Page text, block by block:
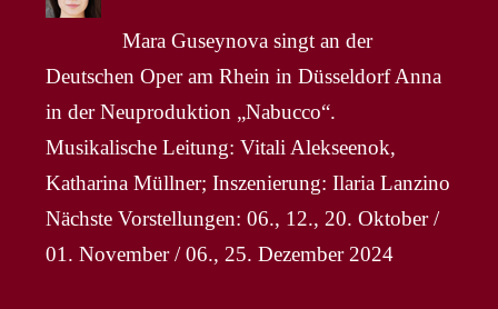
Mara Guseynova singt an der
Deutschen Oper am Rhein in Düsseldorf Anna
in der Neuproduktion „Nabucco“.
Musikalische Leitung: Vitali Alekseenok,
Katharina Müllner; Inszenierung: Ilaria Lanzino
Nächste Vorstellungen: 06., 12., 20. Oktober /
01. November / 06., 25. Dezember 2024